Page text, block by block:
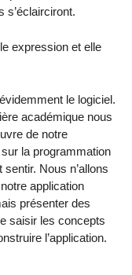
s’éclairciront.
expression et elle
le logiciel.
académique nous
de notre
la programmation
Nous n’allons
application
présenter des
saisir les concepts
l’application.